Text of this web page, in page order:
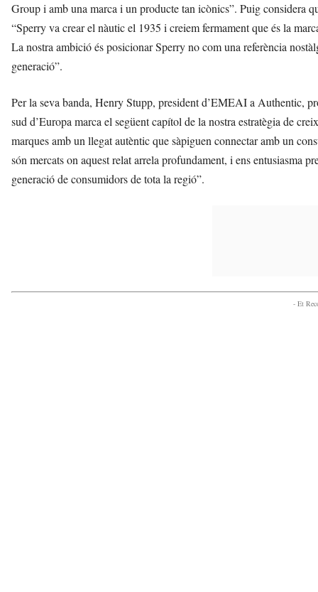
Group i amb una marca i un producte tan icònics”. Puig considera
“Sperry va crear el nàutic el 1935 i creiem fermament que és la
La nostra ambició és posicionar Sperry no com una referència
generació”.
Per la seva banda, Henry Stupp, president d’EMEAI a Authentic,
sud d’Europa marca el següent capítol de la nostra estratègia de
marques amb un llegat autèntic que sàpiguen connectar amb un
són mercats on aquest relat arrela profundament, i ens entusiasma
generació de consumidors de tota la regió”.
- Et